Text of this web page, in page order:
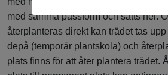
med samma passform och sätts ner.
återplanteras direkt kan trädet tas
depå (temporär plantskola) och
plats finns för att åter plantera trädet.